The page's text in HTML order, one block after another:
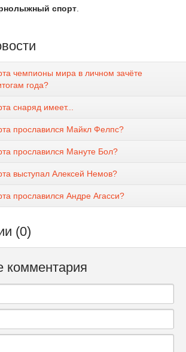
спорт
чемпионы мира в личном зачёте
года?
снаряд имеет...
прославился Майкл Фелпс?
прославился Мануте Бол?
выступал Алексей Немов?
прославился Андре Агасси?
(0)
комментария